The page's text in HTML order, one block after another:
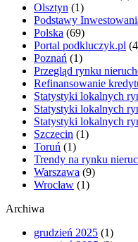
Olsztyn (1)
Podstawy
Polska (69)
Portal podkluczyk.pl
Poznań (1)
Przegląd rynku
Refinansowanie
Statystyki lokalnych
Statystyki lokalnych
Statystyki lokalnych
Szczecin (1)
Toruń (1)
Trendy na rynku
Warszawa (9)
Wrocław (1)
Archiwa
grudzień 2025 (1)